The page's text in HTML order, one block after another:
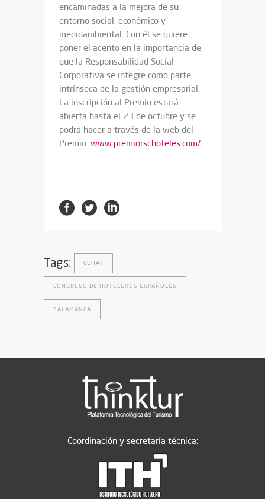
encaminadas a la mejora de su
entorno social, económico y
medioambiental. Con él se quiere
poner el acento en la importancia de
que la Responsabilidad Social
Corporativa se integre como parte
intrínseca de la gestión empresarial.
La inscripción al Premio estará
abierta hasta el 23 de octubre y se
podrá hacer a través de la web del
Premio: www.premiorschoteles.com/
Tags: CEHAT
CONGRESO DE HOTELEROS ESPAÑOLES
SALAMANCA
Coordinación y secretaría técnica: